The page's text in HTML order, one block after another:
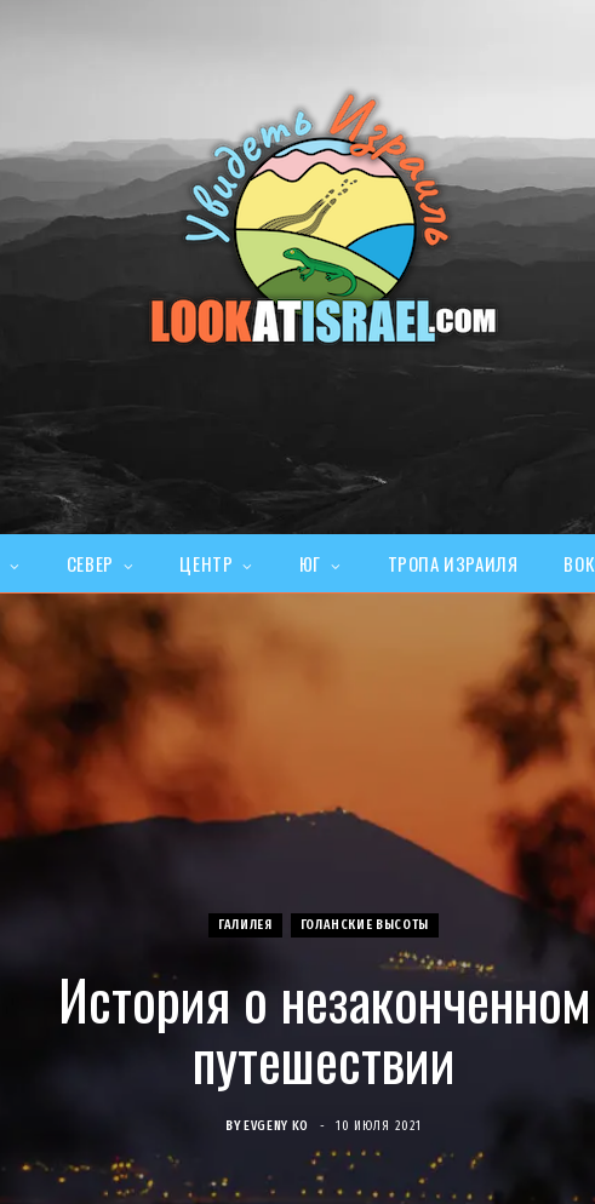
СЕВЕР ЦЕНТР ЮГ ТРОПА ИЗРАИЛЯ
ГАЛИЛЕЯ ГОЛАНСКИЕ ВЫСОТЫ
История о незаконченном
путешествии
BY EVGENY KO 10 ИЮЛЯ 2021